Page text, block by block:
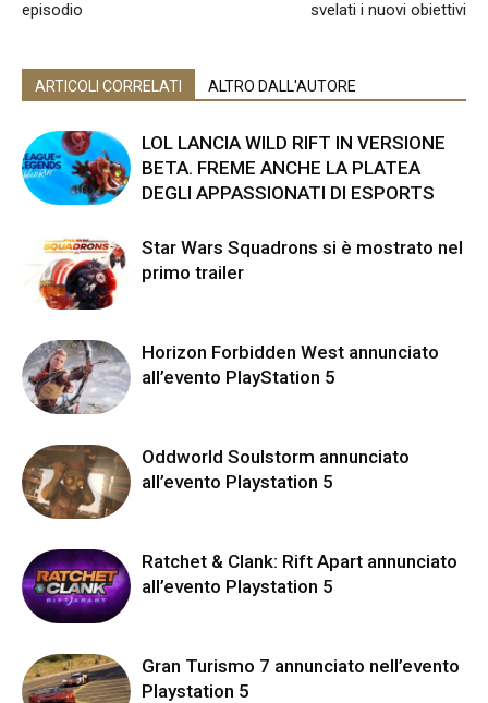
episodio svelati i nuovi obiettivi
ARTICOLI CORRELATI ALTRO DALL'AUTORE
LOL LANCIA WILD RIFT IN VERSIONE
BETA. FREME ANCHE LA PLATEA
DEGLI APPASSIONATI DI ESPORTS
Star Wars Squadrons si è mostrato nel
primo trailer
Horizon Forbidden West annunciato
all’evento PlayStation 5
Oddworld Soulstorm annunciato
all’evento Playstation 5
Ratchet & Clank: Rift Apart annunciato
all’evento Playstation 5
Gran Turismo 7 annunciato nell’evento
Playstation 5